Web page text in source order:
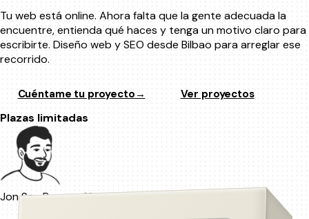
Tu web está online. Ahora falta que la gente adecuada la
encuentre, entienda qué haces y tenga un motivo claro para
escribirte. Diseño web y SEO desde Bilbao para arreglar ese
recorrido.
Cuéntame tu proyecto → Ver proyectos
Plazas limitadas
Jon San Roman+10 años haciendo webs en Bilbao